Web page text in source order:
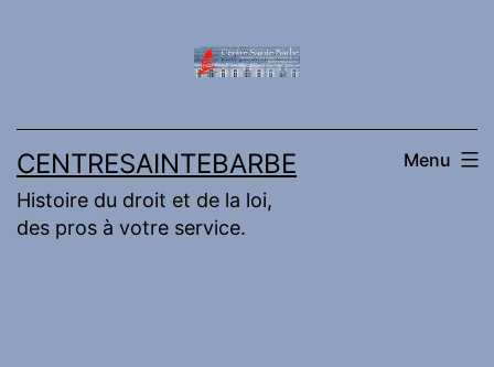
CENTRESAINTEBARBE
Histoire du droit et de la loi,
des pros à votre service.
Menu